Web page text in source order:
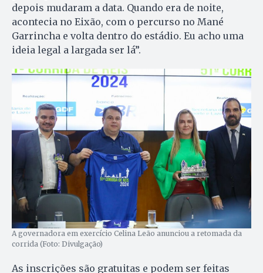
depois mudaram a data. Quando era de noite,
acontecia no Eixão, com o percurso no Mané
Garrincha e volta dentro do estádio. Eu acho uma
ideia legal a largada ser lá”.
A governadora em exercício Celina Leão anunciou a retomada da
corrida (Foto: Divulgação)
As inscrições são gratuitas e podem ser feitas